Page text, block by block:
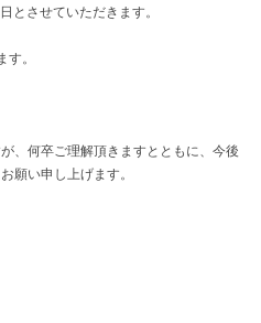
とさせていただきます。
。
、何卒ご理解頂きますとともに、今後
願い申し上げます。